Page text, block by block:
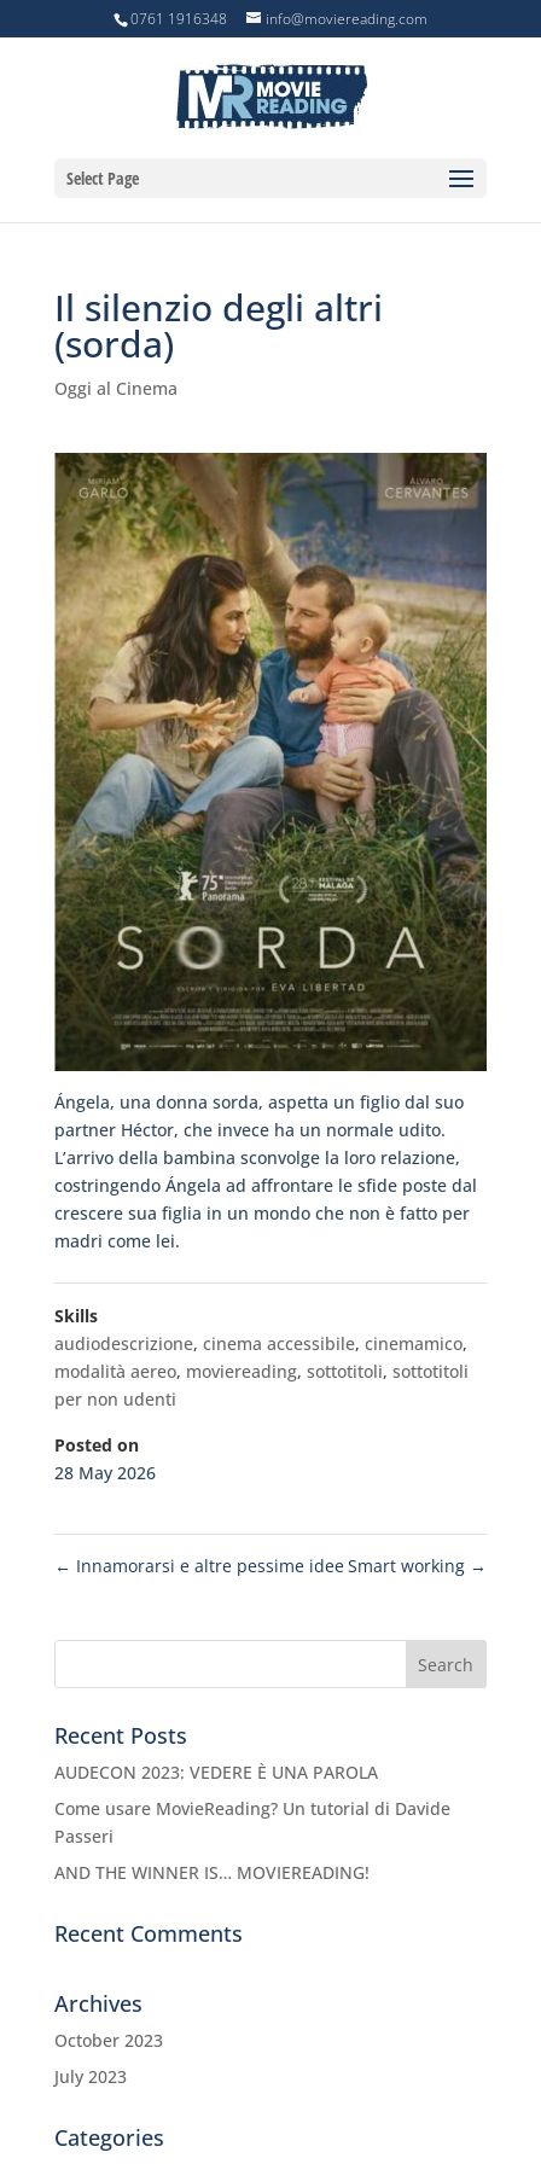
0761 1916348 info@moviereading.com
Select Page
Il silenzio degli altri
(sorda)
Oggi al Cinema
Ángela, una donna sorda, aspetta un figlio dal suo
partner Héctor, che invece ha un normale udito.
L’arrivo della bambina sconvolge la loro relazione,
costringendo Ángela ad affrontare le sfide poste dal
crescere sua figlia in un mondo che non è fatto per
madri come lei.
Skills
audiodescrizione, cinema accessibile, cinemamico,
modalità aereo, moviereading, sottotitoli, sottotitoli
per non udenti
Posted on
28 May 2026
← Innamorarsi e altre pessime ideeSmart working →
Recent Posts
AUDECON 2023: VEDERE È UNA PAROLA
Come usare MovieReading? Un tutorial di Davide
Passeri
AND THE WINNER IS… MOVIEREADING!
Recent Comments
Archives
October 2023
July 2023
Categories